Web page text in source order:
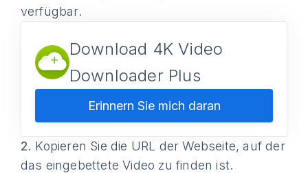
verfügbar.
Download 4K Video
Downloader Plus
Erinnern Sie mich daran
2. Kopieren Sie die URL der Webseite, auf der
das eingebettete Video zu finden ist.